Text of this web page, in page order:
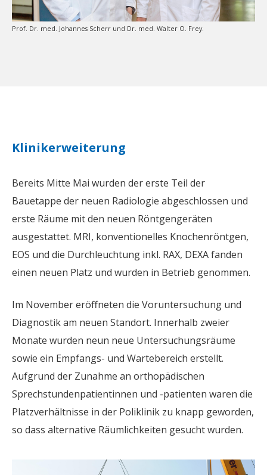
Prof. Dr. med. Johannes Scherr und Dr. med. Walter O. Frey.
Klinikerweiterung
Bereits Mitte Mai wurden der erste Teil der
Bauetappe der neuen Radiologie abgeschlossen und
erste Räume mit den neuen Röntgengeräten
ausgestattet. MRI, konventionelles Knochenröntgen,
EOS und die Durchleuchtung inkl. RAX, DEXA fanden
einen neuen Platz und wurden in Betrieb genommen.
Im November eröffneten die Voruntersuchung und
Diagnostik am neuen Standort. Innerhalb zweier
Monate wurden neun neue Untersuchungsräume
sowie ein Empfangs- und Wartebereich erstellt.
Aufgrund der Zunahme an orthopädischen
Sprechstundenpatientinnen und -patienten waren die
Platzverhältnisse in der Poliklinik zu knapp geworden,
so dass alternative Räumlichkeiten gesucht wurden.